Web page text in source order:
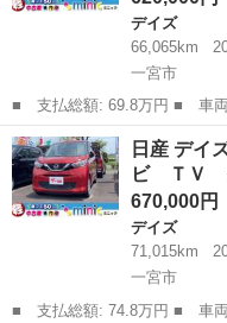
デイズ
66,065km
一宮市
■ 支払総額: 69.8万円 ■ 車両本体価格： 620,000 円 ■ メーカー
名： 日産 ■ 車種名： デイ
ェイスター Ｘターボ ドラ
ライド・片側...
愛知 一宮市 デイズ
日産 デ
ビ ＴＶ
670,000円
デイズ
71,015km
一宮市
■ 支払総額: 74.8万円 ■ 車両本体価格： 670,000 円 ■ メーカー